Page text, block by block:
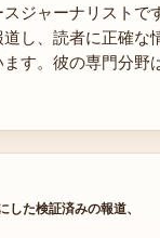
ジャーナリストで
し、読者に正確な
す。彼の専門分野
た検証済みの報道、